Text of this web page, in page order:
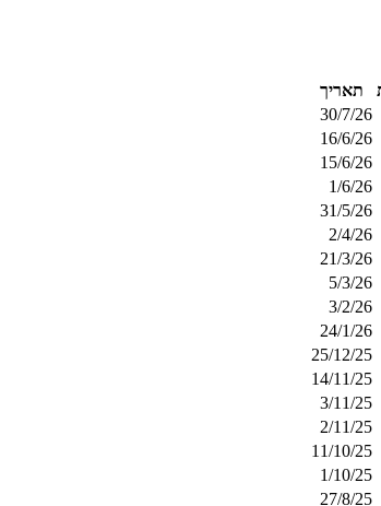
תאריך
30/7/26
16/6/26
15/6/26
1/6/26
31/5/26
2/4/26
21/3/26
5/3/26
3/2/26
24/1/26
25/12/25
14/11/25
3/11/25
2/11/25
11/10/25
1/10/25
27/8/25